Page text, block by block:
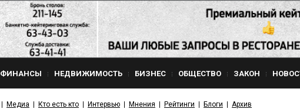
ФИНАНСЫ НЕДВИЖИМОСТЬ БИЗНЕС ОБЩЕСТВО ЗАКОН
Медиа Кто есть кто Интервью Мнения Рейтинги Блоги Архив